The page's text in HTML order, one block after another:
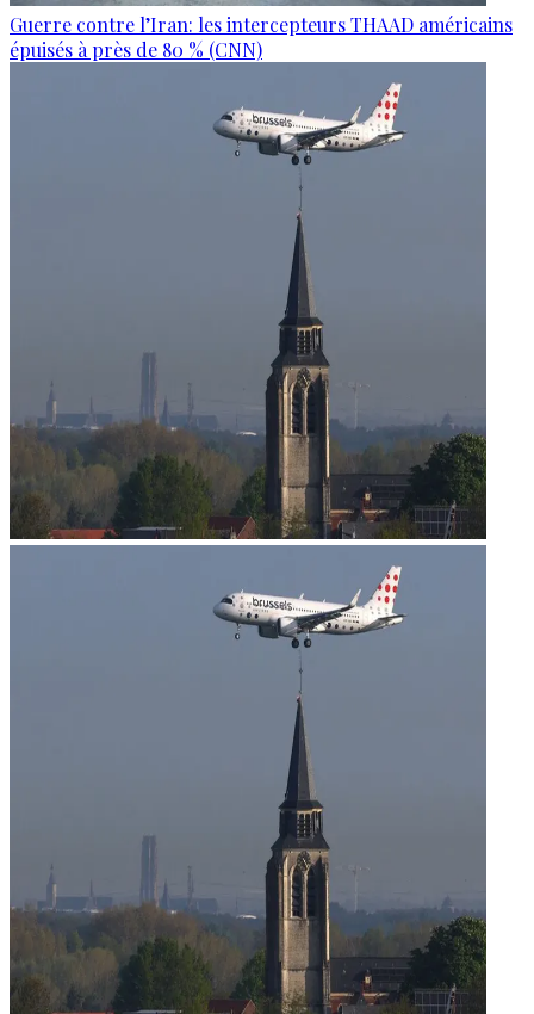
Guerre contre l’Iran: les intercepteurs THAAD américains
épuisés à près de 80 % (CNN)